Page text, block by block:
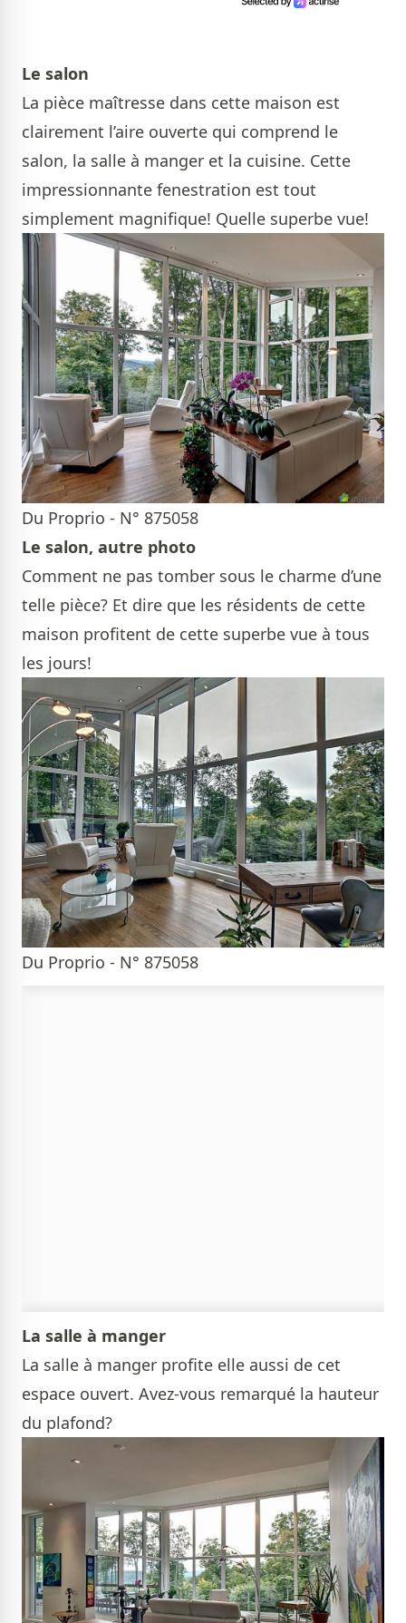
Le salon
La pièce maîtresse dans cette maison est
clairement l’aire ouverte qui comprend le
salon, la salle à manger et la cuisine. Cette
impressionnante fenestration est tout
simplement magnifique! Quelle superbe vue!
Du Proprio - N° 875058
Le salon, autre photo
Comment ne pas tomber sous le charme d’une
telle pièce? Et dire que les résidents de cette
maison profitent de cette superbe vue à tous
les jours!
Du Proprio - N° 875058
La salle à manger
La salle à manger profite elle aussi de cet
espace ouvert. Avez-vous remarqué la hauteur
du plafond?